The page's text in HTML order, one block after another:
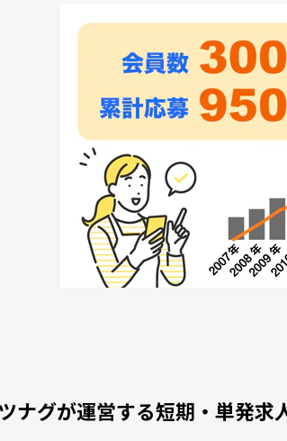
ナグが運営する短期・単発求